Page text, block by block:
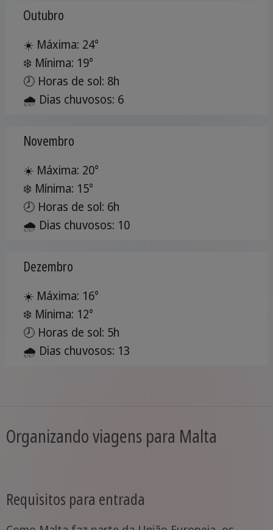
Outubro
☀️ Máxima: 24°
❄️ Mínima: 19°
🕗 Horas de sol: 8h
🌧️ Dias chuvosos: 6
Novembro
☀️ Máxima: 20°
❄️ Mínima: 15°
🕗 Horas de sol: 6h
🌧️ Dias chuvosos: 10
Dezembro
☀️ Máxima: 16°
❄️ Mínima: 12°
🕗 Horas de sol: 5h
🌧️ Dias chuvosos: 13
Organizando viagens para Malta
Requisitos para entrada